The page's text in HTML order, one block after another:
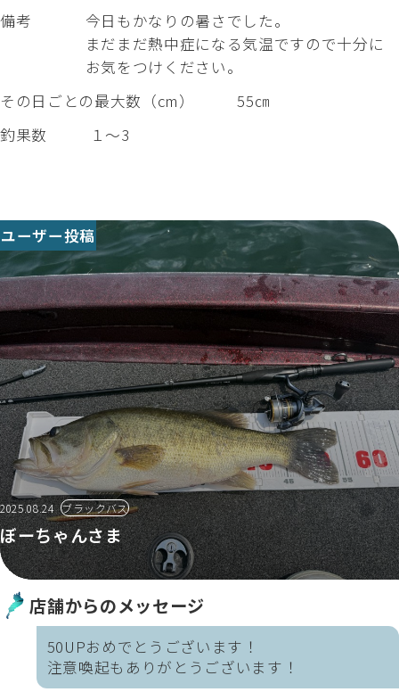
備考
今日もかなりの暑さでした。
まだまだ熱中症になる気温ですので十分に
お気をつけください。
その日ごとの最大数（cm）
55㎝
釣果数
１～3
ユーザー投稿
2025.08.24 ブラックバス
ぼーちゃんさま
店舗からのメッセージ
50UPおめでとうございます！
注意喚起もありがとうございます！